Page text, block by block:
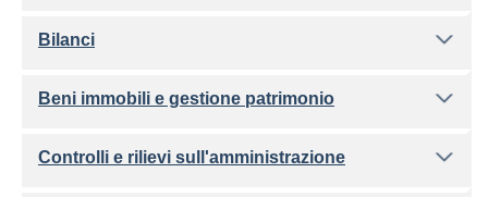
Bilanci
Beni immobili e gestione patrimonio
Controlli e rilievi sull'amministrazione